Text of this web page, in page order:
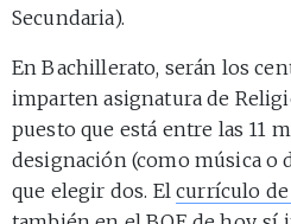
Secundaria).
En Bachillerato, serán los
imparten asignatura de
puesto que está entre las 11
designación (como música o
que elegir dos. Elcurrículo